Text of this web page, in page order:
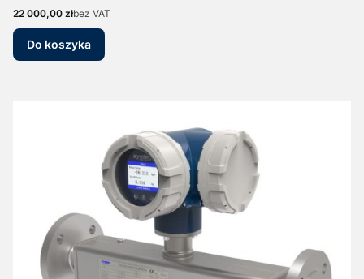
Cena
22 000,00 złbez VAT
Do koszyka